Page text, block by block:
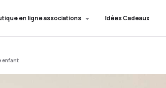
en ligne associations Idées Cadeaux
enfant